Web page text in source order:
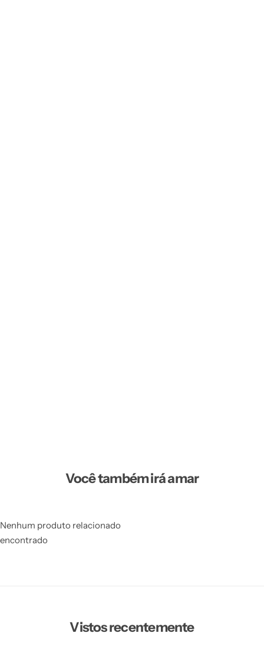
Você também irá amar
Nenhum produto relacionado
encontrado
Vistos recentemente